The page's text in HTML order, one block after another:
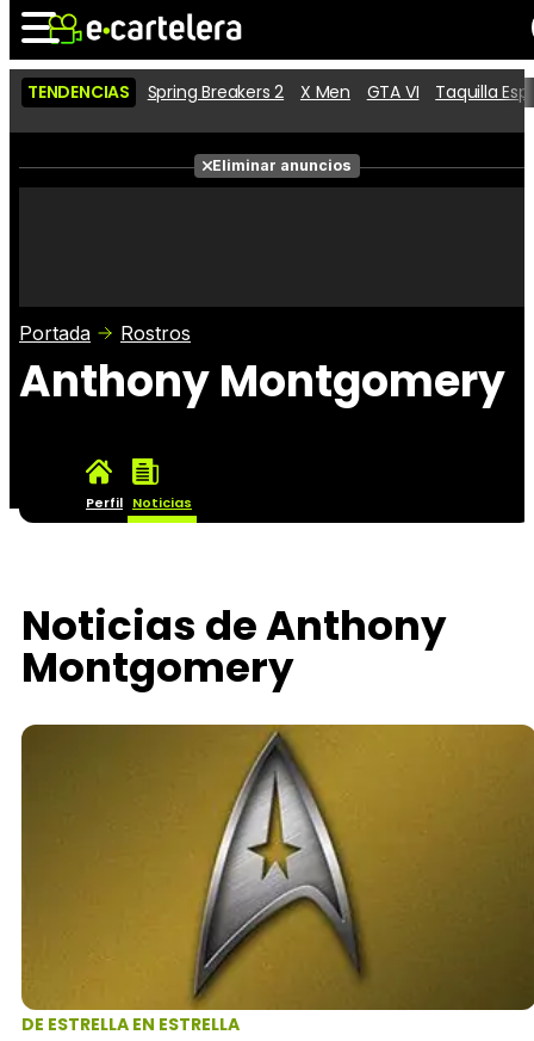
Noticias Cartelera
Películas
Críticas
TENDENCIAS Spring Breakers 2 X Men GTA VI Taquilla
Eliminar anuncios
Portada Rostros
Anthony Montgomery
Perfil Noticias
Noticias de Anthony
Montgomery
DE ESTRELLA EN ESTRELLA